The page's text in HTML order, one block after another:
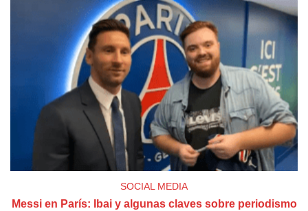
SOCIAL MEDIA
Messi en París: Ibai y algunas claves sobre periodismo